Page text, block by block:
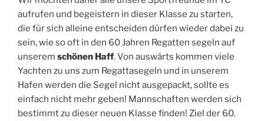
aufrufen und begeistern in dieser Klasse zu starten,
die für sich alleine entscheiden dürfen wieder dabei zu
sein, wie so oft in den 60 Jahren Regatten segeln auf
unserem schönen Haff. Von auswärts kommen viele
Yachten zu uns zum Regattasegeln und in unserem
Hafen werden die Segel nicht ausgepackt, sollte es
einfach nicht mehr geben! Mannschaften werden sich
bestimmt zu dieser neuen Klasse finden! Ziel der 60.